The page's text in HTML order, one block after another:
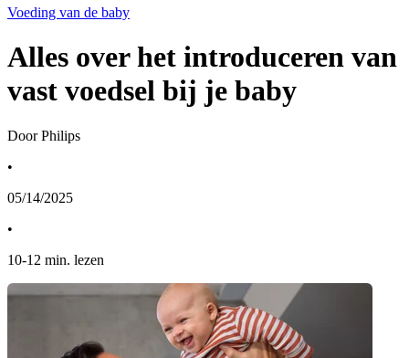
Voeding van de baby
Alles over het introduceren van
vast voedsel bij je baby
Door Philips
•
05/14/2025
•
10-12 min. lezen